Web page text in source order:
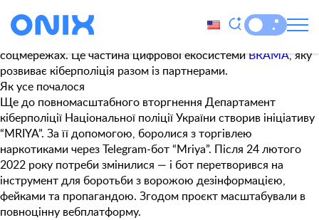
Чатові Онлайн— платформа, яка допомагає боротися з
фейками, кібербулінгом і шкідливим контентом у
соцмережах. Це частина цифрової екосистемиBRAMA, яку
розвиває кіберполіція разом із партнерами.
Як усе почалося
Ще до повномасштабного вторгнення Департамент
кіберполіції Національної поліції України створив ініціативу
“MRIYA”. За її допомогою, боролися з торгівлею
наркотиками через Telegram-бот “Mriya”. Після 24 лютого
2022 року потреби змінилися — і бот перетворився на
інструмент для боротьби з ворожою дезінформацією,
фейками та пропагандою. Згодом проєкт масштабували в
повноцінну вебплатформу.